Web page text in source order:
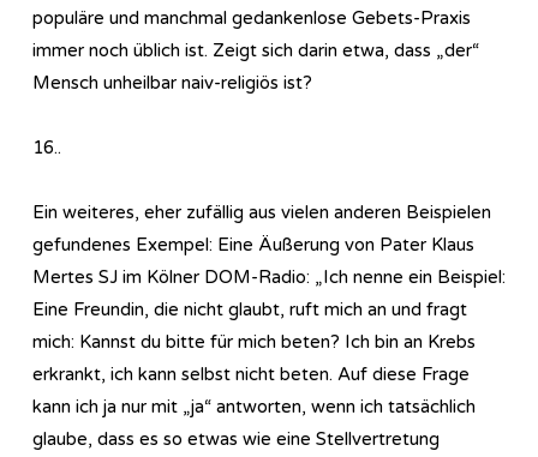
populäre und manchmal gedankenlose Gebets-Praxis
immer noch üblich ist. Zeigt sich darin etwa, dass „der“
Mensch unheilbar naiv-religiös ist?
16..
Ein weiteres, eher zufällig aus vielen anderen Beispielen
gefundenes Exempel: Eine Äußerung von Pater Klaus
Mertes SJ im Kölner DOM-Radio: „Ich nenne ein Beispiel:
Eine Freundin, die nicht glaubt, ruft mich an und fragt
mich: Kannst du bitte für mich beten? Ich bin an Krebs
erkrankt, ich kann selbst nicht beten. Auf diese Frage
kann ich ja nur mit „ja“ antworten, wenn ich tatsächlich
glaube, dass es so etwas wie eine Stellvertretung